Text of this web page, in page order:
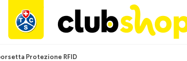
Protezione RFID